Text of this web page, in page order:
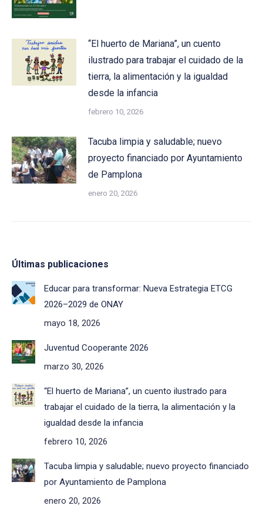
“El huerto de Mariana”, un cuento
ilustrado para trabajar el cuidado de la
tierra, la alimentación y la igualdad
desde la infancia
febrero 10, 2026
Tacuba limpia y saludable; nuevo
proyecto financiado por Ayuntamiento
de Pamplona
enero 20, 2026
Últimas publicaciones
Educar para transformar: Nueva Estrategia ETCG
2026–2029 de ONAY
mayo 18, 2026
Juventud Cooperante 2026
marzo 30, 2026
“El huerto de Mariana”, un cuento ilustrado para
trabajar el cuidado de la tierra, la alimentación y la
igualdad desde la infancia
febrero 10, 2026
Tacuba limpia y saludable; nuevo proyecto financiado
por Ayuntamiento de Pamplona
enero 20, 2026